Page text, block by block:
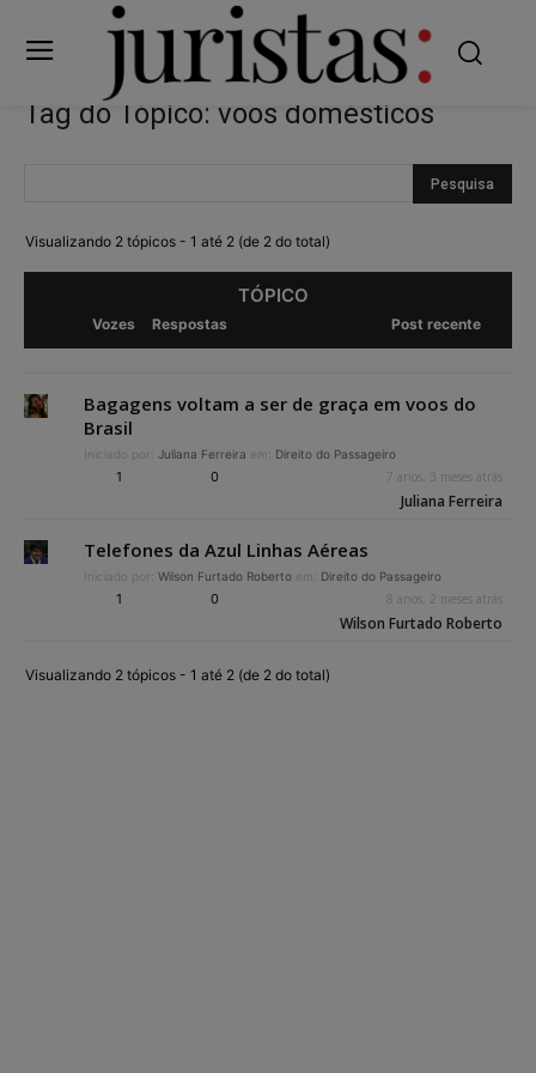
Tag do Tópico: voos domésticos
Visualizando 2 tópicos - 1 até 2 (de 2 do total)
TÓPICO
Vozes Respostas Post recente
Bagagens voltam a ser de graça em voos do
Brasil
Iniciado por: Juliana Ferreira em: Direito do Passageiro
1 0 7 anos, 3 meses atrás
Juliana Ferreira
Telefones da Azul Linhas Aéreas
Iniciado por: Wilson Furtado Roberto em: Direito do Passageiro
1 0 8 anos, 2 meses atrás
Wilson Furtado Roberto
Visualizando 2 tópicos - 1 até 2 (de 2 do total)